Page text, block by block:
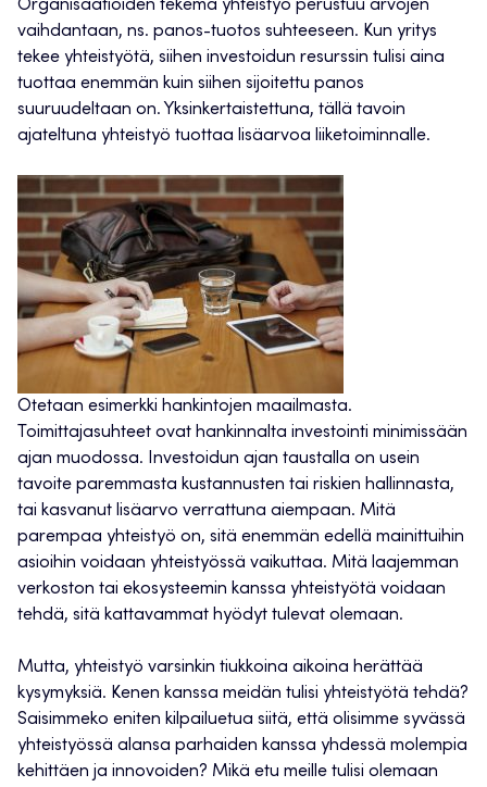
Organisaatioiden tekemä yhteistyö perustuu arvojen
vaihdantaan, ns. panos-tuotos suhteeseen. Kun yritys
tekee yhteistyötä, siihen investoidun resurssin tulisi aina
tuottaa enemmän kuin siihen sijoitettu panos
suuruudeltaan on. Yksinkertaistettuna, tällä tavoin
ajateltuna yhteistyö tuottaa lisäarvoa liiketoiminnalle.
Otetaan esimerkki hankintojen maailmasta.
Toimittajasuhteet ovat hankinnalta investointi minimissään
ajan muodossa. Investoidun ajan taustalla on usein
tavoite paremmasta kustannusten tai riskien hallinnasta,
tai kasvanut lisäarvo verrattuna aiempaan. Mitä
parempaa yhteistyö on, sitä enemmän edellä mainittuihin
asioihin voidaan yhteistyössä vaikuttaa. Mitä laajemman
verkoston tai ekosysteemin kanssa yhteistyötä voidaan
tehdä, sitä kattavammat hyödyt tulevat olemaan.
Mutta, yhteistyö varsinkin tiukkoina aikoina herättää
kysymyksiä. Kenen kanssa meidän tulisi yhteistyötä tehdä?
Saisimmeko eniten kilpailuetua siitä, että olisimme syvässä
yhteistyössä alansa parhaiden kanssa yhdessä molempia
kehittäen ja innovoiden? Mikä etu meille tulisi olemaan